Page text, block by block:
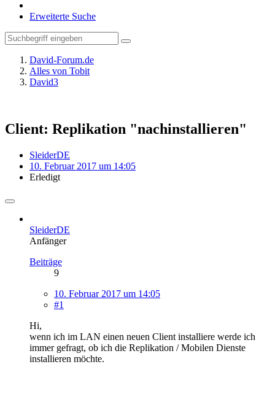
Erweiterte Suche
David-Forum.de
Alles von Tobit
David3
Client: Replikation "nachinstallieren"
SleiderDE
10. Februar 2017 um 14:05
Erledigt
SleiderDE
Anfänger
Beiträge
9
10. Februar 2017 um 14:05
#1
Hi,
wenn ich im LAN einen neuen Client installiere werde ich
immer gefragt, ob ich die Replikation / Mobilen Dienste
installieren möchte.